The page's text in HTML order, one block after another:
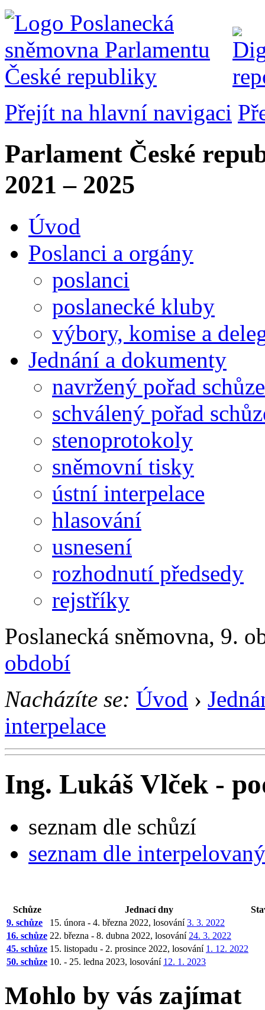
Přejít na hlavní navigaci
Parlament České
2021 – 2025
Úvod
Poslanci a orgány
poslanci
poslanecké kluby
výbory, komise a
Jednání a dokumenty
navržený pořad schůze
schválený pořad
stenoprotokoly
sněmovní tisky
ústní interpelace
hlasování
usnesení
rozhodnutí předsedy
rejstříky
Poslanecká sněmovna, 9.
období
Nacházíte se: Úvod ›
interpelace
Ing. Lukáš Vlček -
seznam dle schůzí
seznam dle
Schůze Jednací dny
9. schůze
15. února - 4. března 2022, losování3. 3. 2022
16. schůze 22. března - 8. dubna 2022, losování 24. 3. 2022
45. schůze 15. listopadu - 2. prosince 2022, losování 1. 12. 2022
50. schůze 10. - 25. ledna 2023, losování 12. 1. 2023
Mohlo by vás zajímat